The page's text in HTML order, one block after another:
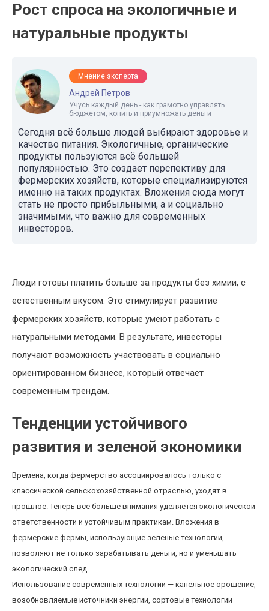
Рост спроса на экологичные и
натуральные продукты
Мнение эксперта
Андрей Петров
Учусь каждый день - как грамотно управлять
бюджетом, копить и приумножать деньги
Сегодня всё больше людей выбирают здоровье и
качество питания. Экологичные, органические
продукты пользуются всё большей
популярностью. Это создает перспективу для
фермерских хозяйств, которые специализируются
именно на таких продуктах. Вложения сюда могут
стать не просто прибыльными, а и социально
значимыми, что важно для современных
инвесторов.
Люди готовы платить больше за продукты без химии, с
естественным вкусом. Это стимулирует развитие
фермерских хозяйств, которые умеют работать с
натуральными методами. В результате, инвесторы
получают возможность участвовать в социально
ориентированном бизнесе, который отвечает
современным трендам.
Тенденции устойчивого
развития и зеленой экономики
Времена, когда фермерство ассоциировалось только с
классической сельскохозяйственной отраслью, уходят в
прошлое. Теперь все больше внимания уделяется экологической
ответственности и устойчивым практикам. Вложения в
фермерские фермы, использующие зеленые технологии,
позволяют не только зарабатывать деньги, но и уменьшать
экологический след.
Использование современных технологий — капельное орошение,
возобновляемые источники энергии, сортовые технологии —